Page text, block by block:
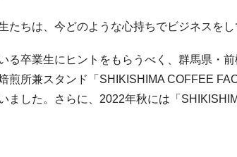
たちは、今どのような心持ちでビジネスを
る卒業生にヒントをもらうべく、群馬県・
煎所兼スタンド「SHIKISHIMA COFFEE
ました。さらに、2022年秋には「